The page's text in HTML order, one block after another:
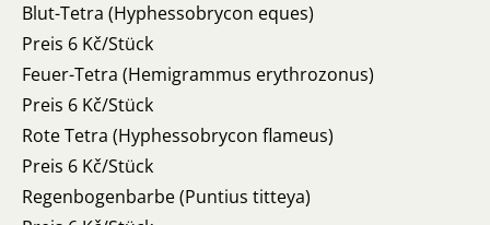
Blut-Tetra (Hyphessobrycon eques)
Preis 6 Kč/Stück
Feuer-Tetra (Hemigrammus erythrozonus)
Preis 6 Kč/Stück
Rote Tetra (Hyphessobrycon flameus)
Preis 6 Kč/Stück
Regenbogenbarbe (Puntius titteya)